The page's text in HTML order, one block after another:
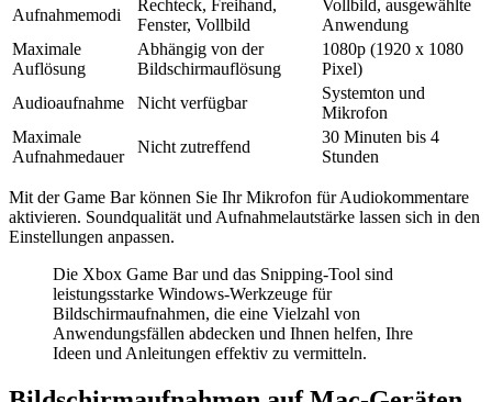
Aufnahmemodi
Rechteck, Freihand,
Fenster, Vollbild
Vollbild, ausgewählte
Anwendung
Maximale
Auflösung
Abhängig von der
Bildschirmauflösung
1080p (1920 x 1080
Pixel)
Audioaufnahme
Nicht verfügbar
Systemton und
Mikrofon
Maximale
Aufnahmedauer
Nicht zutreffend
30 Minuten bis 4
Stunden
Mit der Game Bar können Sie Ihr Mikrofon für Audiokommentare
aktivieren. Soundqualität und Aufnahmelautstärke lassen sich in den
Einstellungen anpassen.
Die Xbox Game Bar und das Snipping-Tool sind
leistungsstarke Windows-Werkzeuge für
Bildschirmaufnahmen, die eine Vielzahl von
Anwendungsfällen abdecken und Ihnen helfen, Ihre
Ideen und Anleitungen effektiv zu vermitteln.